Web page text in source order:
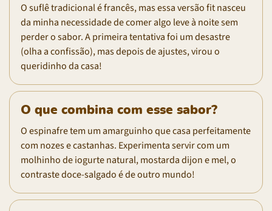
O suflê tradicional é francês, mas essa versão fit nasceu
da minha necessidade de comer algo leve à noite sem
perder o sabor. A primeira tentativa foi um desastre
(olha a confissão), mas depois de ajustes, virou o
queridinho da casa!
O que combina com esse sabor?
O espinafre tem um amarguinho que casa perfeitamente
com nozes e castanhas. Experimenta servir com um
molhinho de iogurte natural, mostarda dijon e mel, o
contraste doce-salgado é de outro mundo!